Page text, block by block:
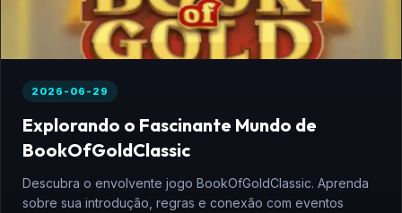
2026-06-29
Explorando o Fascinante Mundo de
BookOfGoldClassic
Descubra o envolvente jogo BookOfGoldClassic. Aprenda
sobre sua introdução, regras e conexão com eventos